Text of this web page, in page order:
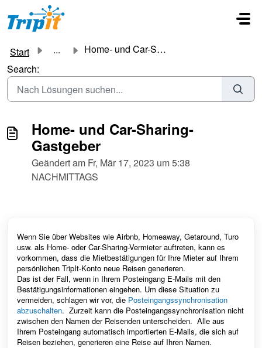
Zum hauptsächlichen Inhalt gehen
Start ...
Home- und Car-Sharing-Gastgeber
Search:
Home- und Car-Sharing-
Gastgeber
Geändert am Fr, Mär 17, 2023 um 5:38
NACHMITTAGS
Wenn Sie über Websites wie Airbnb, Homeaway, Getaround, Turo
usw. als Home- oder Car-Sharing-Vermieter auftreten, kann es
vorkommen, dass die Mietbestätigungen für Ihre Mieter auf Ihrem
persönlichen TripIt-Konto neue Reisen generieren.
Das ist der Fall, wenn in Ihrem Posteingang E-Mails mit den
Bestätigungsinformationen eingehen. Um diese Situation zu
vermeiden, schlagen wir vor, die Posteingangssynchronisation
abzuschalten. Zurzeit kann die Posteingangssynchronisation nicht
zwischen den Namen der Reisenden unterscheiden. Alle aus
Ihrem Posteingang automatisch importierten E-Mails, die sich auf
Reisen beziehen, generieren eine Reise auf Ihren Namen.